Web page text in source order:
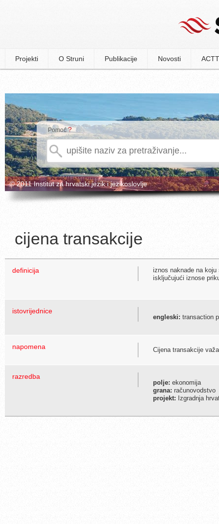
Projekti O Struni Publikacije Novosti
Pomoć?
© 2011 Institut za hrvatski jezik i jezikoslovlje
cijena transakcije
definicija
iznos naknade na
isključujući iznose
istovrijednice
engleski: transaction
napomena Cijena transakcije
razredba
polje: ekonomija
grana: računovodstvo
projekt: Izgradnja